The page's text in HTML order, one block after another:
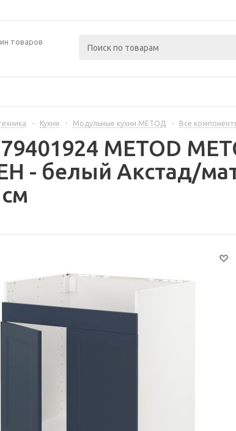
товаров
- Кухни - Модульные кухни МЕТОД - Все
METOD
- белый Акстад/